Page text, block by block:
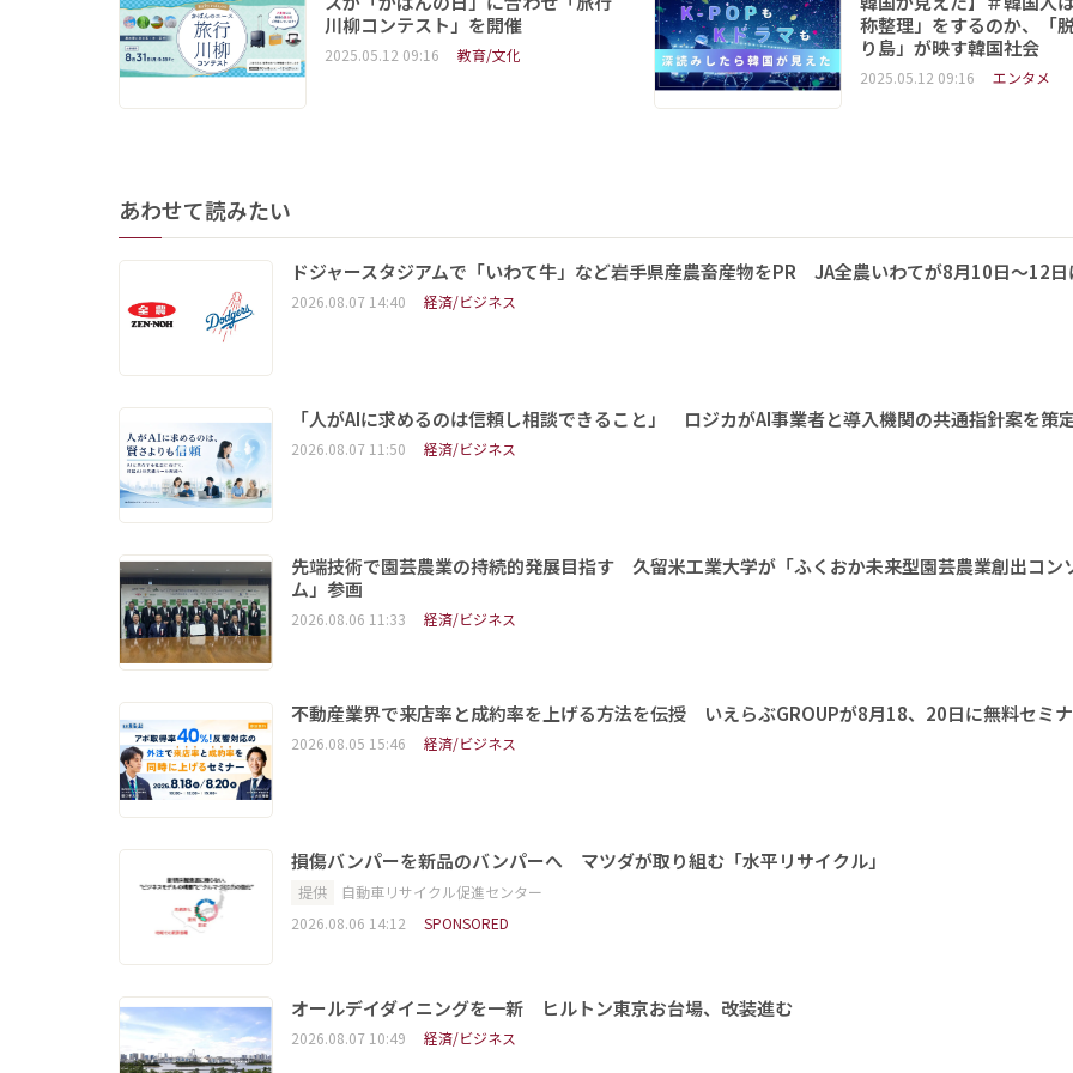
川柳コンテスト」を開催
2025.05.12 09:16 教育/文化
称整理」をするのか、「
り島」が映す韓国社会
2025.05.12 09:16 エンタメ
あわせて読みたい
ドジャースタジアムで「いわて牛」など岩手県産農畜産物をPR JA全農いわてが8月10日～12日
2026.08.07 14:40 経済/ビジネス
「人がAIに求めるのは信頼し相談できること」 ロジカがAI事業者と導入機関の共通指針案を策
2026.08.07 11:50 経済/ビジネス
先端技術で園芸農業の持続的発展目指す 久留米工業大学が「ふくおか未来型園芸農業創出コン
ム」参画
2026.08.06 11:33 経済/ビジネス
不動産業界で来店率と成約率を上げる方法を伝授 いえらぶGROUPが8月18、20日に無料セミ
2026.08.05 15:46 経済/ビジネス
損傷バンパーを新品のバンパーへ マツダが取り組む「水平リサイクル」
提供
自動車リサイクル促進センター
2026.08.06 14:12
SPONSORED
オールデイダイニングを一新 ヒルトン東京お台場、改装進む
2026.08.07 10:49 経済/ビジネス